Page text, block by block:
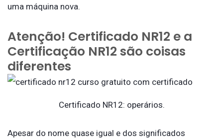
uma máquina nova.
Atenção! Certificado NR12 e a
Certificação NR12 são coisas
diferentes
Certificado NR12: operários.
Apesar do nome quase igual e dos significados